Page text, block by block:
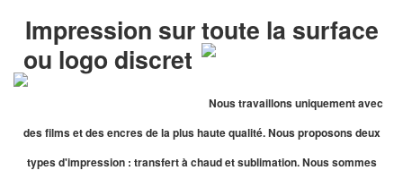
Impression sur toute la surface
ou logo discret
Nous travaillons uniquement avec
des films et des encres de la plus haute qualité. Nous proposons deux
types d'impression : transfert à chaud et sublimation. Nous sommes